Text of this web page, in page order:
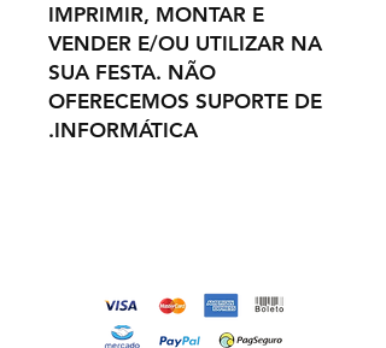
IMPRIMIR, MONTAR E
VENDER E/OU UTILIZAR NA
SUA FESTA. NÃO
OFERECEMOS SUPORTE DE
INFORMÁTICA.